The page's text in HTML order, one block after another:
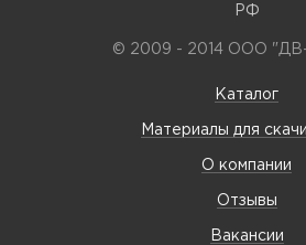
РФ
© 2009 - 2014 ООО "ДВ-
Каталог
Материалы для
О компании
Отзывы
Вакансии